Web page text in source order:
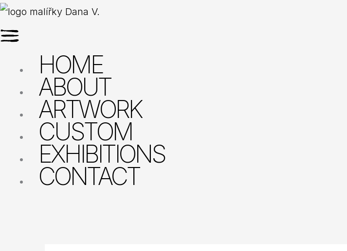
Přeskočit
obsah
Menu
HOME
ABOUT
ARTWORK
CUSTOM
EXHIBITIONS
CONTACT